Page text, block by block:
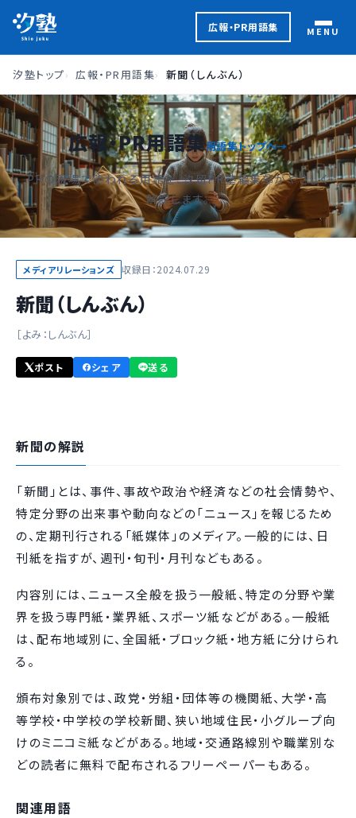
広報・PR用語集 MENU
汐塾トップ 広報・PR用語集 新聞（しんぶん）
広報・PR用語集用語集トップへ
PRの現場で使われる用語を、汐留PR塾編集部がやさしく
解説します。
メディアリレーションズ 収録日：2024.07.29
新聞（しんぶん）
しんぶん
ポスト シェア 送る
新聞の解説
「新聞」とは、事件、事故や政治や経済などの社会情勢や、
特定分野の出来事や動向などの「ニュース」を報じるため
の、定期刊行される「紙媒体」のメディア。一般的には、日
刊紙を指すが、週刊・旬刊・月刊などもある。
内容別には、ニュース全般を扱う一般紙、特定の分野や業
界を扱う専門紙・業界紙、スポーツ紙などがある。一般紙
は、配布地域別に、全国紙・ブロック紙・地方紙に分けられ
る。
頒布対象別では、政党・労組・団体等の機関紙、大学・高
等学校・中学校の学校新聞、狭い地域住民・小グループ向
けのミニコミ紙などがある。地域・交通路線別や職業別な
どの読者に無料で配布されるフリーペーパーもある。
関連用語